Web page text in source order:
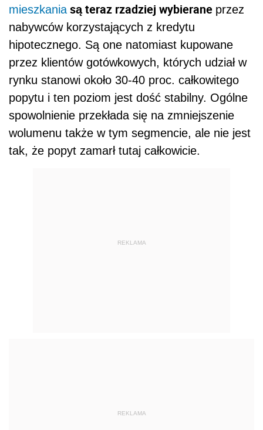
mieszkaniasą teraz rzadziej wybierane przez
nabywców korzystających z kredytu
hipotecznego. Są one natomiast kupowane
przez klientów gotówkowych, których udział w
rynku stanowi około 30-40 proc. całkowitego
popytu i ten poziom jest dość stabilny. Ogólne
spowolnienie przekłada się na zmniejszenie
wolumenu także w tym segmencie, ale nie jest
tak, że popyt zamarł tutaj całkowicie.
REKLAMA
REKLAMA